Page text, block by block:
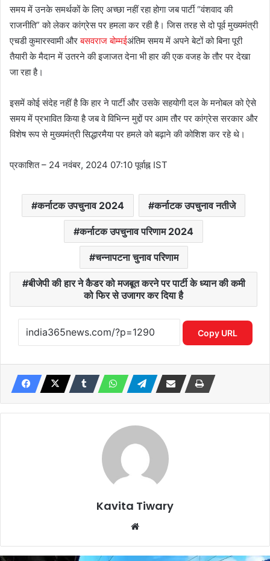
समय में उनके समर्थकों के लिए अच्छा नहीं रहा होगा जब पार्टी “वंशवाद की
राजनीति” को लेकर कांग्रेस पर हमला कर रही है। जिस तरह से दो पूर्व मुख्यमंत्री
एचडी कुमारस्वामी औरबसवराज बोम्मईअंतिम समय में अपने बेटों को बिना पूरी
तैयारी के मैदान में उतरने की इजाजत देना भी हार की एक वजह के तौर पर देखा
जा रहा है।
इसमें कोई संदेह नहीं है कि हार ने पार्टी और उसके सहयोगी दल के मनोबल को ऐसे
समय में प्रभावित किया है जब वे विभिन्न मुद्दों पर आम तौर पर कांग्रेस सरकार और
विशेष रूप से मुख्यमंत्री सिद्धारमैया पर हमले को बढ़ाने की कोशिश कर रहे थे।
प्रकाशित– 24 नवंबर, 2024 07:10 पूर्वाह्न IST
कर्नाटक उपचुनाव 2024 कर्नाटक उपचुनाव नतीजे
कर्नाटक उपचुनाव परिणाम 2024
चन्नापटना चुनाव परिणाम
बीजेपी की हार ने कैडर को मजबूत करने पर पार्टी के ध्यान की कमी
को फिर से उजागर कर दिया है
Copy URL
Kavita Tiwary